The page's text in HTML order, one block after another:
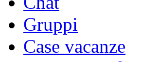
Gruppi
Case vacanze